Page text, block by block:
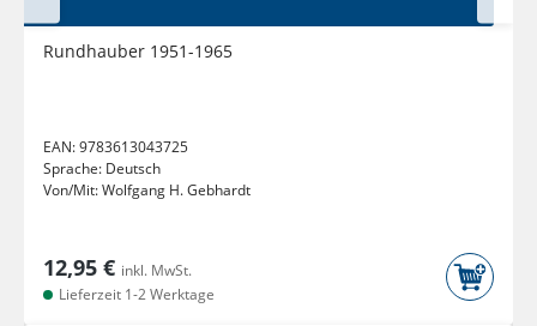
Rundhauber 1951-1965
EAN:9783613043725
Sprache: Deutsch
Von/Mit:Wolfgang H. Gebhardt
12,95 € inkl. MwSt.
Lieferzeit 1-2 Werktage